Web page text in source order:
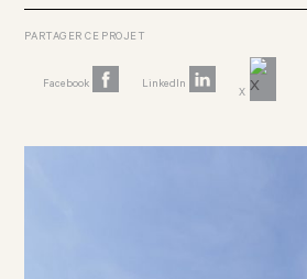
PARTAGER CE PROJET